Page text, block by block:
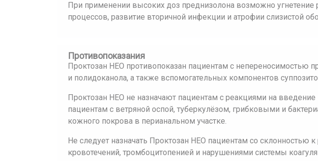
При применении высоких доз преднизолона возможно угнетение
процессов, развитие вторичной инфекции и атрофии слизистой
Противопоказания
Проктозан НЕО противопоказан пациентам с непереносимостью
и полидоканола, а также вспомогательных компонентов
Проктозан НЕО не назначают пациентам с реакциями на введение
пациентам с ветряной оспой, туберкулёзом, грибковыми и
кожного покрова в перианальном участке.
Не следует назначать Проктозан НЕО пациентам со склонностью
кровотечений, тромбоцитопенией и нарушениями системы